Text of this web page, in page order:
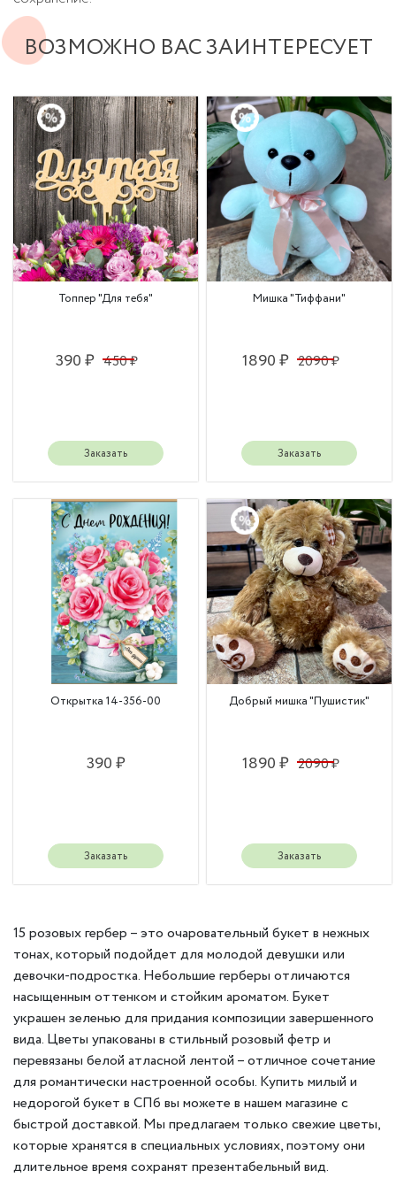
ВОЗМОЖНО ВАС ЗАИНТЕРЕСУЕТ
Топпер "Для тебя"
390 ₽ 450 ₽
Заказать
Мишка "Тиффани"
1890 ₽ 2090 ₽
Заказать
Открытка 14-356-00
390 ₽
Заказать
Добрый мишка "Пушистик"
1890 ₽ 2090 ₽
Заказать
15 розовых гербер – это очаровательный букет в нежных
тонах, который подойдет для молодой девушки или
девочки-подростка. Небольшие герберы отличаются
насыщенным оттенком и стойким ароматом. Букет
украшен зеленью для придания композиции завершенного
вида. Цветы упакованы в стильный розовый фетр и
перевязаны белой атласной лентой – отличное сочетание
для романтически настроенной особы. Купить милый и
недорогой букет в СПб вы можете в нашем магазине с
быстрой доставкой. Мы предлагаем только свежие цветы,
которые хранятся в специальных условиях, поэтому они
длительное время сохранят презентабельный вид.